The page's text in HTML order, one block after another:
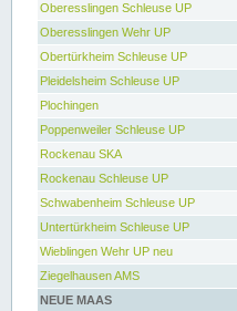
Oberesslingen Schleuse UP
Oberesslingen Wehr UP
Obertürkheim Schleuse UP
Pleidelsheim Schleuse UP
Plochingen
Poppenweiler Schleuse UP
Rockenau SKA
Rockenau Schleuse UP
Schwabenheim Schleuse UP
Untertürkheim Schleuse UP
Wieblingen Wehr UP neu
Ziegelhausen AMS
NEUE MAAS